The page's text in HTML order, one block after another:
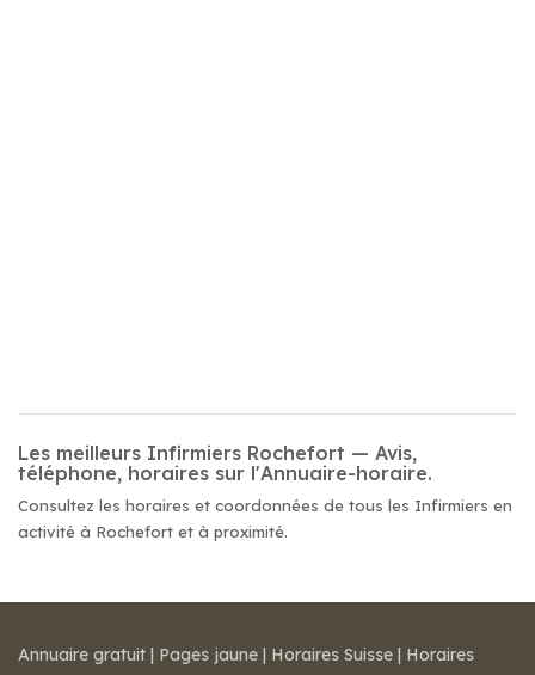
Les meilleurs Infirmiers Rochefort — Avis,
téléphone, horaires sur l'Annuaire-horaire.
Consultez les horaires et coordonnées de tous les Infirmiers en
activité à Rochefort et à proximité.
Annuaire gratuit | Pages jaune | Horaires Suisse | Horaires